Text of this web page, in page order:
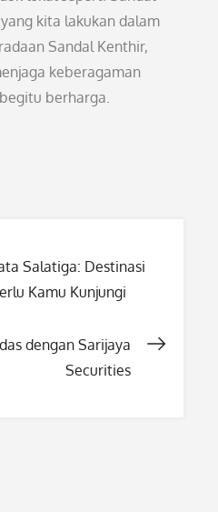
kita lakukan dalam
Sandal Kenthir,
keberagaman
berharga.
Salatiga: Destinasi
Kamu Kunjungi
dengan Sarijaya
Securities